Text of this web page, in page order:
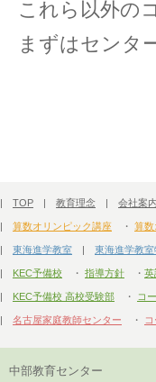
これら以外の
まずはセンタ
| TOP | 教育理念 | 会社案内
| 算数オリンピック講座 ・ 算数
| 東海進学教室 | 東海進学教室
| KEC予備校 ・ 指導方針 ・ 英
| KEC予備校 高校受験部 ・ コ
| 名古屋家庭教師センター ・
中部教育センター